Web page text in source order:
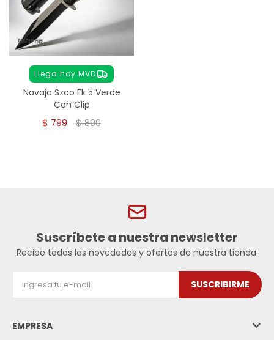
Llega hoy MVD
Navaja Szco Fk 5 Verde
Con Clip
$ 799 $890
Suscríbete a nuestra newsletter
Recibe todas las novedades y ofertas de nuestra tienda.
SUSCRIBIRME
EMPRESA